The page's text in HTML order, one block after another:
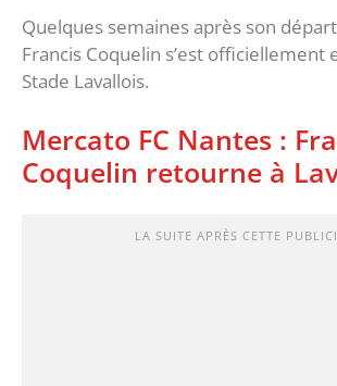
Quelques semaines après son
Francis Coquelin s’est officiellement
Stade Lavallois.
Mercato FC Nantes :
Coquelin retourne à
LA SUITE APRÈS CETTE